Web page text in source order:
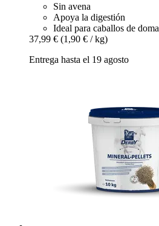
Sin avena
Apoya la digestión
Ideal para caballos de doma
37,99 € (1,90 € / kg)
Entrega hasta el 19 agosto